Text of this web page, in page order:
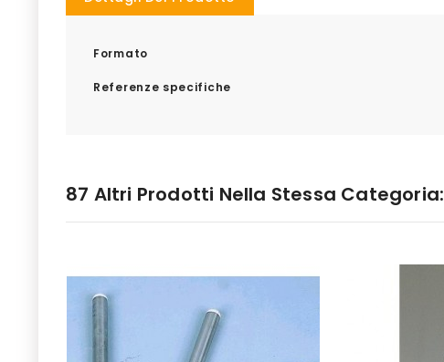
Formato
Referenze specifiche
87 Altri Prodotti Nella Stessa Categoria: